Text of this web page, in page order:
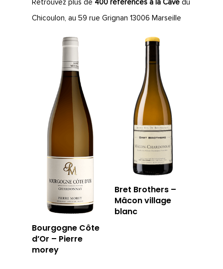
Retrouvez plus de 400 références à la Cave du
Chicoulon, au 59 rue Grignan 13006 Marseille
Bourgogne Côte
d’Or – Pierre
morey
Bret Brothers –
Mâcon village
blanc